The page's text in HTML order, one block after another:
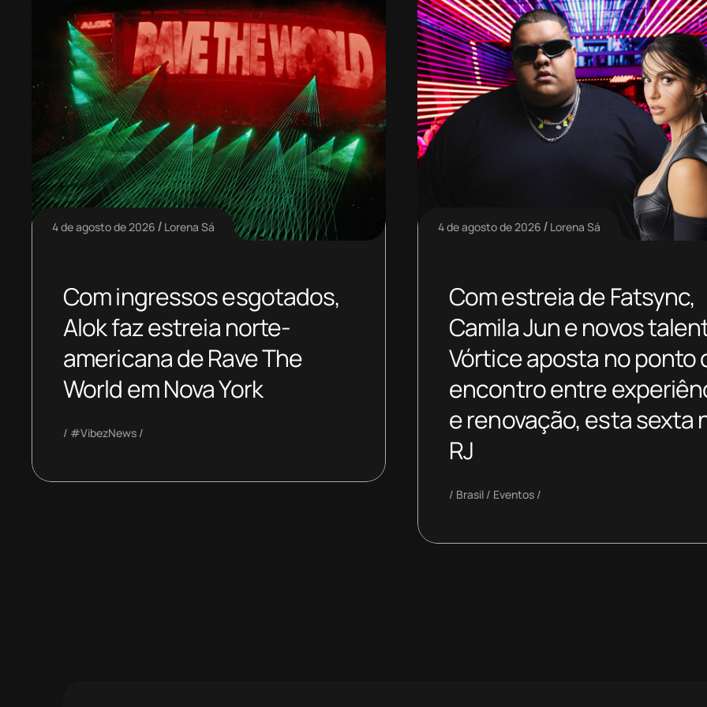
4 de agosto de 2026 Lorena Sá
Com ingressos esgotados,
Alok faz estreia norte-
americana de Rave The
World em Nova York
#VibezNews
4 de agosto de 2026 Lorena Sá
Com estreia de Fatsync,
Camila Jun e novos
Vórtice aposta no ponto
encontro entre
e renovação, esta sexta
RJ
Brasil Eventos